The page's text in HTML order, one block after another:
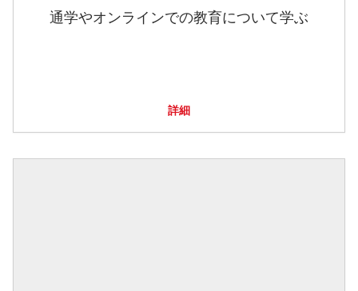
通学やオンラインでの教育について学ぶ
詳細